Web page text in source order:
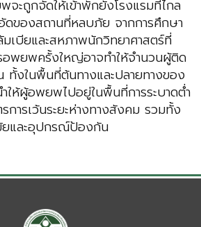
ถูกจัดให้เข้าพักยังโรงแรมที่ไกล
ของสถานที่หลบภัย จากการศึกษา
เบียและสหภาพนักวิทยาศาสตร์ที่
อพยพครั้งใหญ่อาจทำให้จำนวนผู้ติด
ทั้งในพื้นที่ต้นทางและปลายทางของ
ให้ผู้อพยพไปอยู่ในพื้นที่การระบาดต่ำ
การเว้นระยะห่างทางสังคม รวมทั้ง
ยและอุปกรณ์ป้องกัน